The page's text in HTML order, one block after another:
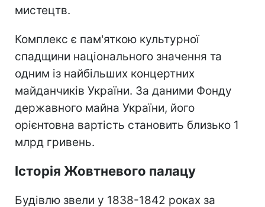
мистецтв.
Комплекс є пам'яткою культурної
спадщини національного значення та
одним із найбільших концертних
майданчиків України. За даними Фонду
державного майна України, його
орієнтовна вартість становить близько 1
млрд гривень.
Історія Жовтневого палацу
Будівлю звели у 1838-1842 роках за